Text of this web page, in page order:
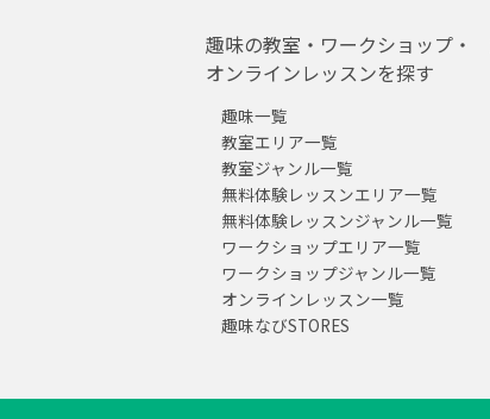
趣味の教室・ワークショップ・
オンラインレッスンを探す
趣味一覧
教室エリア一覧
教室ジャンル一覧
無料体験レッスンエリア一覧
無料体験レッスンジャンル一覧
ワークショップエリア一覧
ワークショップジャンル一覧
オンラインレッスン一覧
趣味なびSTORES